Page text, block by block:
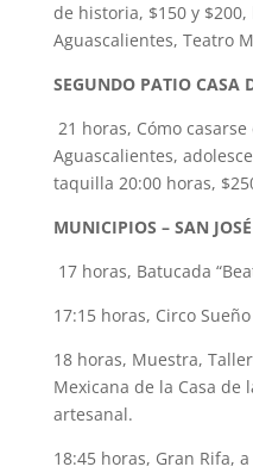
de historia, $150 y
Aguascalientes, Teatro
SEGUNDO PATIO CASA
21 horas, Cómo
Aguascalientes,
taquilla 20:00 horas,
MUNICIPIOS – SAN
17 horas, Batucada
17:15 horas, Circo
18 horas, Muestra,
Mexicana de la Casa de
artesanal.
18:45 horas, Gran Rifa,